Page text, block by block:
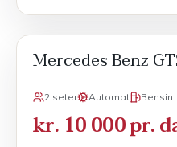
Mercedes Benz
2 seter Automat Bensin
kr. 10 000 pr.